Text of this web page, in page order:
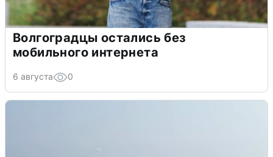
Волгоградцы остались без
мобильного интернета
6 августа 0